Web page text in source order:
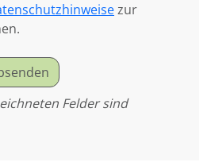
zur
Felder sind